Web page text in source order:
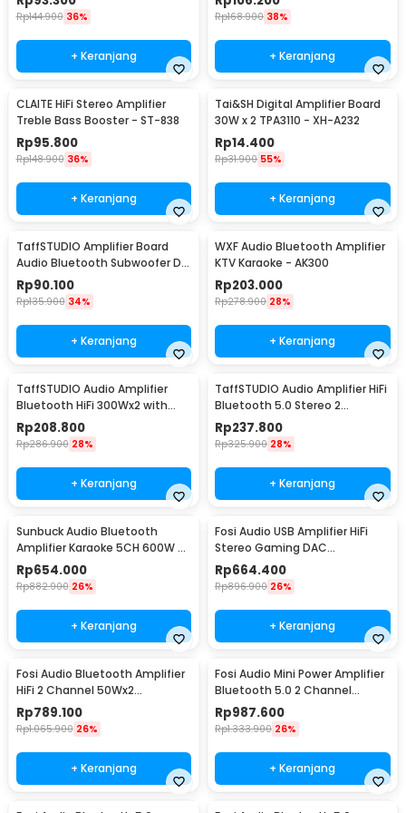
Rp144.900 36%
+ Keranjang
Rp168.900 38%
+ Keranjang
CLAITE HiFi Stereo Amplifier
Treble Bass Booster - ST-838
Rp95.800
Rp148.900 36%
+ Keranjang
Tai&SH Digital Amplifier Board
30W x 2 TPA3110 - XH-A232
Rp14.400
Rp31.900 55%
+ Keranjang
TaffSTUDIO Amplifier Board
Audio Bluetooth Subwoofer DIY
35W - D30K
Rp90.100
Rp135.900 34%
+ Keranjang
WXF Audio Bluetooth Amplifier
KTV Karaoke - AK300
Rp203.000
Rp278.900 28%
+ Keranjang
TaffSTUDIO Audio Amplifier
Bluetooth HiFi 300Wx2 with
Remote Control - BT-198E
Rp208.800
Rp286.900 28%
+ Keranjang
TaffSTUDIO Audio Amplifier HiFi
Bluetooth 5.0 Stereo 2
Channel 800W - BT-309A
Rp237.800
Rp325.900 28%
+ Keranjang
Sunbuck Audio Bluetooth
Amplifier Karaoke 5CH 600W -
AV-608BT
Rp654.000
Rp882.900 26%
+ Keranjang
Fosi Audio USB Amplifier HiFi
Stereo Gaming DAC
Headphone - DAC-Q4
Rp664.400
Rp896.900 26%
+ Keranjang
Fosi Audio Bluetooth Amplifier
HiFi 2 Channel 50Wx2
TPA3116D2 - BT10A
Rp789.100
Rp1.065.900 26%
+ Keranjang
Fosi Audio Mini Power Amplifier
Bluetooth 5.0 2 Channel
TPA3116D2 - BT20A
Rp987.600
Rp1.333.900 26%
+ Keranjang